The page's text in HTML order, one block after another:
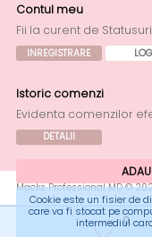
0
Contul meu
Fii la curent de
INREGISTRARE
Istoric comenzi
Evidenta comenzilor
DETALII
Macks Professional MD ©
Cookie este un fisier de
care va fi stocat pe
intermediul